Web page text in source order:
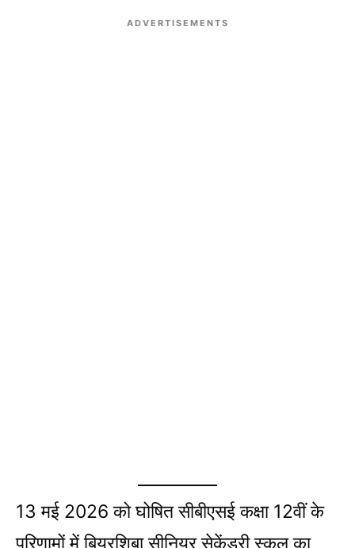
ADVERTISEMENTS
13 मई 2026 को घोषित सीबीएसई कक्षा 12वीं के
परिणामों में बियरशिबा सीनियर सेकेंडरी स्कूल का